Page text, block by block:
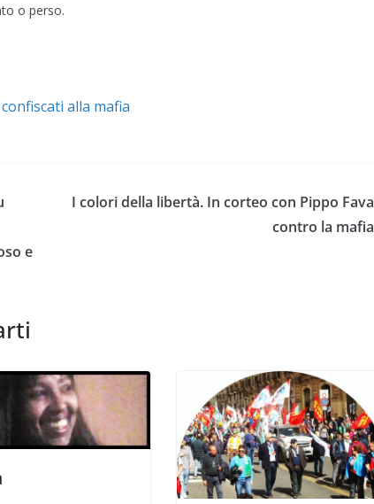
o perso.
alla mafia
e
I colori della libertà. In corteo con Pippo Fava
contro la mafia